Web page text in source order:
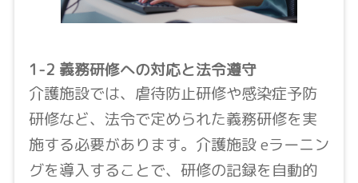
1-2 義務研修への対応と法令遵守
介護施設では、虐待防止研修や感染症予防
研修など、法令で定められた義務研修を実
施する必要があります。介護施設 eラーニン
グを導入することで、研修の記録を自動的